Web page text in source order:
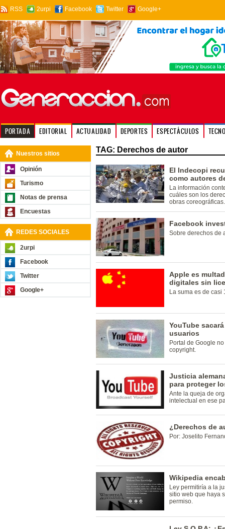
RSS 2urpi Facebook Twitter Google+
PORTADA EDITORIAL ACTUALIDAD DEPORTES ESPECTÁCULOS
Nuestros sitios
Opinión
Turismo
Notas de prensa
Encuestas
REDES SOCIALES
2urpi
Facebook
Twitter
Google+
TAG: Derechos de autor
El Indecopi
como autores
La información
cuáles son los
obras coreográficas.
Facebook
Sobre derechos de
Apple es
digitales sin
La suma es de casi
YouTube
usuarios
Portal de Google
copyright.
Justicia
para proteger
Ante la queja de
intelectual en ese
¿Derechos de
Por: Joselito
Wikipedia
Ley permitiría a la
sitio web que haya
permiso.